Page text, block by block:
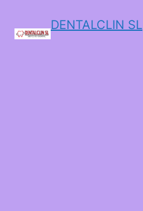
DENTALCLIN SL